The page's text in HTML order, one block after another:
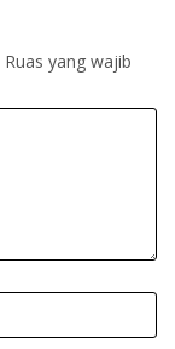
Ruas yang wajib